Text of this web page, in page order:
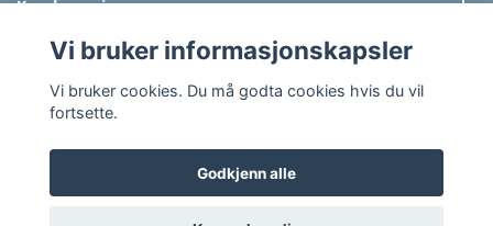
Kundeservice
Sosiale medier
© 2026 Raus Hverdag Powered by Quickbutik
Vi bruker informasjonskapsler
Vi bruker cookies. Du må godta cookies hvis du vil
fortsette.
Godkjenn alle